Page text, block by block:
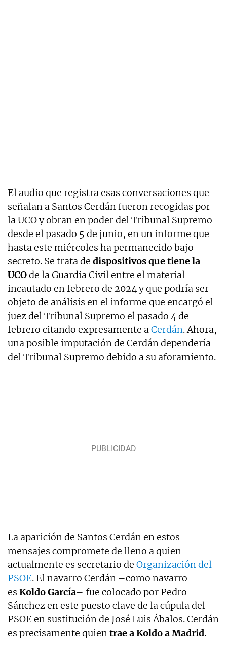
El audio que registra esas conversaciones que
señalan a Santos Cerdán fueron recogidas por
la UCO y obran en poder del Tribunal Supremo
desde el pasado 5 de junio, en un informe que
hasta este miércoles ha permanecido bajo
secreto. Se trata de dispositivosque tiene la
UCOde la Guardia Civil entre el material
incautado en febrero de 2024 y que podría ser
objeto de análisis en el informe que encargó el
juez del Tribunal Supremo el pasado 4 de
febrero citando expresamente aCerdán. Ahora,
una posible imputación de Cerdán dependería
del Tribunal Supremo debido a su aforamiento.
La aparición de Santos Cerdán en estos
mensajes compromete de lleno a quien
actualmente es secretario de Organización del
PSOE. El navarro Cerdán –como navarro
es Koldo García– fue colocado por Pedro
Sánchez en este puesto clave de la cúpula del
PSOE en sustitución de José Luis Ábalos. Cerdán
es precisamente quientrae a Koldo a Madrid.